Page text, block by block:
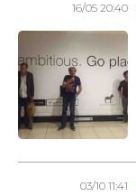
16/05 20:40
03/10 11:41